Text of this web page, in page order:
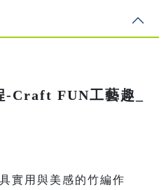
-Craft FUN工藝趣_
實用與美感的竹編作